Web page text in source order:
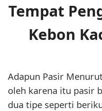
Tempat
Kebon
Adapun Pasir
oleh karena itu pasir
dua tipe seperti